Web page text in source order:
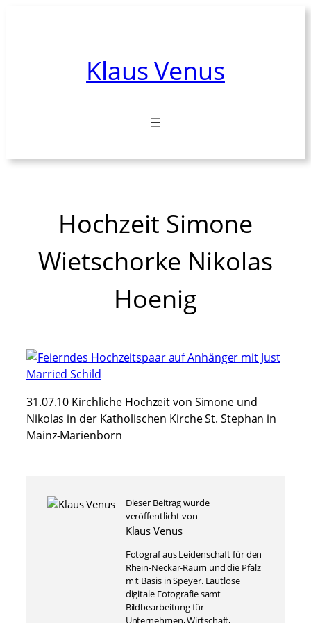
Klaus Venus
Hochzeit Simone
Wietschorke Nikolas
Hoenig
31.07.10 Kirchliche Hochzeit von Simone und
Nikolas in der Katholischen Kirche St. Stephan in
Mainz-Marienborn
Dieser Beitrag wurde
veröffentlicht von
Klaus Venus
Fotograf aus Leidenschaft für den
Rhein-Neckar-Raum und die Pfalz
mit Basis in Speyer. Lautlose
digitale Fotografie samt
Bildbearbeitung für
Unternehmen, Wirtschaft,